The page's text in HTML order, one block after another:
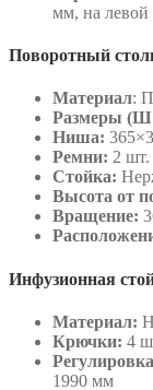
мм, на левой
Поворотный
Материал:
Размеры
Ниша:
Ремни: 2 шт.
Стойка:
Высота от
Вращение:
Инфузионная
Материал:
Крючки: 4
1990 мм